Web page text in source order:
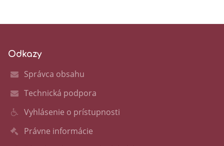
Odkazy
Správca obsahu
Technická podpora
Vyhlásenie o prístupnosti
Právne informácie